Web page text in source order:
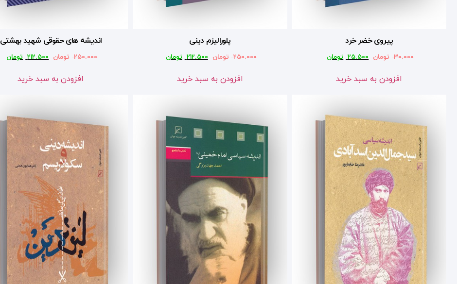
پیروی خضر خرد
۳۰.۰۰۰ تومان ۲۵.۵۰۰ تومان
افزودن به سبد خرید
پلورالیزم دینی
۲۵۰.۰۰۰ تومان ۲۱۲.۵۰۰ تومان
افزودن به سبد خرید
اندیشه های حقوقی شهید بهشتی
۲۵۰.۰۰۰ تومان ۲۱۲.۵۰۰ تومان
افزودن به سبد خرید